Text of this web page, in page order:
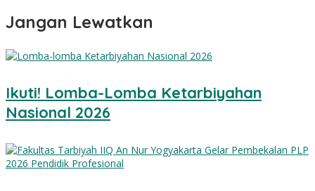
Jangan Lewatkan
Ikuti! Lomba-Lomba Ketarbiyahan
Nasional 2026